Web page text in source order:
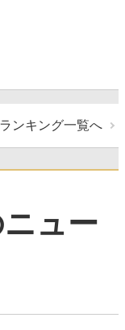
ランキング一覧へ
ュー